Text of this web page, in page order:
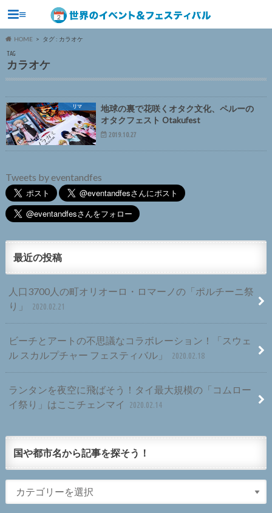
≡
HOME タグ : カラオケ
TAG
カラオケ
リマ
地球の裏で花咲くオタク文化、ペルーの
オタクフェスト Otakufest
2019.10.27
Tweets by eventandfes
最近の投稿
人口3700人の町オリオーロ・ロマーノの「ポルチーニ祭
り」
2020.02.21
ビーチとアートの不思議なコラボレーション！「スウェ
ル スカルプチャー フェスティバル」
2020.02.18
ランタンを夜空に飛ばそう！タイ最大規模の「コムロー
イ祭り」はここチェンマイ
2020.02.14
国や都市名から記事を探そう！